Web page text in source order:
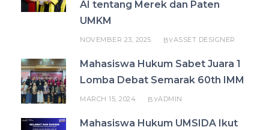
AI tentang Merek dan Paten
UMKM
NOVEMBER 23, 2025 BYASSET DESIGNER
Mahasiswa Hukum Sabet Juara 1
Lomba Debat Semarak 60th IMM
MARCH 15, 2024 BYADMIN
Mahasiswa Hukum UMSIDA Ikut